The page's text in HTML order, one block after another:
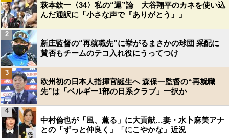
萩本欽一〈34〉私の“運”論 大谷翔平のカネを使い込
んだ通訳に「小さな声で『ありがとう』」
新庄監督の“再就職先”に挙がるまさかの球団 采配に
賛否もチームのテコ入れ役にうってつけ
2
欧州初の日本人指揮官誕生へ 森保一監督の“再就職
先”は「ベルギー1部の日系クラブ」一択か
3
中村倫也が「風、薫る」に大貢献…妻・水卜麻美アナ
との「ずっと仲良く」「にこやかな」近況
4